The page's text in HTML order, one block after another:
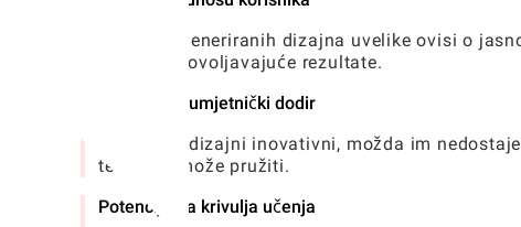
Kvaliteta generiranih dizajna uvelike ovisi o
manje zadovoljavajuće rezultate.
Ograničeni umjetnički dodir
Iako su AI dizajni inovativni, možda im
tetovaža može pružiti.
Potencijalna krivulja učenja